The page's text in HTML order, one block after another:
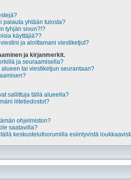
palauta yhtään tulosta?
tyhjän sivun?!?
käyttäjiä??
ja aloittamani viestiketjut?
ja kirjanmerkit.
ja seuraamisella?
alueen tai viestiketjun seurantaan?
sallittuja tällä alueella?
liitetiedostot?
ohjelmiston?
saatavilla?
keskustelufoorumilla esiintyvistä